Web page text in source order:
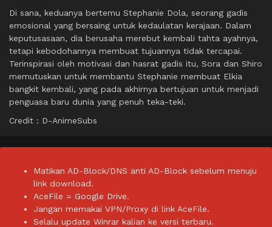
Di sana, keduanya bertemu Stephanie Dola, seorang gadis
emosional yang bersaing untuk kedaulatan kerajaan. Dalam
keputusasaan, dia berusaha merebut kembali tahta ayahnya,
tetapi kebodohannya membuat tujuannya tidak tercapai.
Terinspirasi oleh motivasi dan hasrat gadis itu, Sora dan Shiro
memutuskan untuk membantu Stephanie membuat Elkia
bangkit kembali, yang pada akhirnya bertujuan untuk menjadi
penguasa baru dunia yang penuh teka-teki.
Credit : D-AnimeSubs
Matikan AD-Block/DNS anti AD-Block sebelum menuju
link download.
AceFile = Google Drive.
Jangan memakai VPN/Proxy di link AceFile.
Selalu update Winrar kalian ke versi terbaru.